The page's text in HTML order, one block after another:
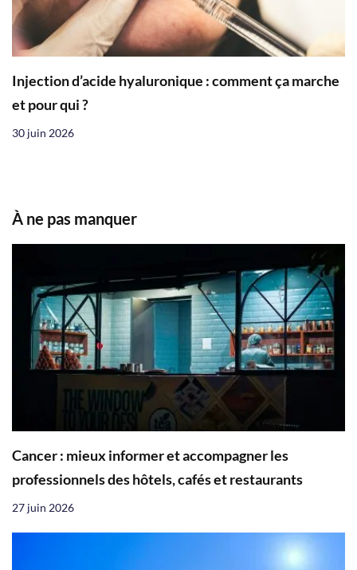
Injection d’acide hyaluronique : comment ça marche
et pour qui ?
30 juin 2026
À ne pas manquer
Cancer : mieux informer et accompagner les
professionnels des hôtels, cafés et restaurants
27 juin 2026